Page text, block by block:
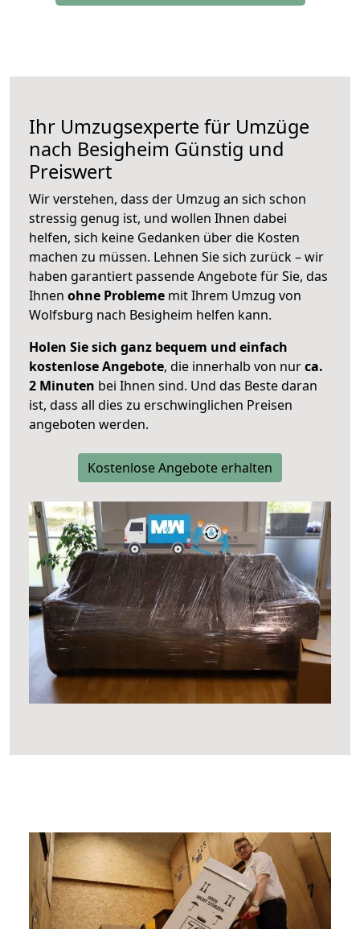
Ihr Umzugsexperte für Umzüge
nach Besigheim Günstig und
Preiswert
Wir verstehen, dass der Umzug an sich schon
stressig genug ist, und wollen Ihnen dabei
helfen, sich keine Gedanken über die Kosten
machen zu müssen. Lehnen Sie sich zurück – wir
haben garantiert passende Angebote für Sie, das
Ihnen ohne Probleme mit Ihrem Umzug von
Wolfsburg nach Besigheim helfen kann.
Holen Sie sich ganz bequem und einfach
kostenlose Angebote, die innerhalb von nurca.
2 Minuten bei Ihnen sind. Und das Beste daran
ist, dass all dies zu erschwinglichen Preisen
angeboten werden.
Kostenlose Angebote erhalten